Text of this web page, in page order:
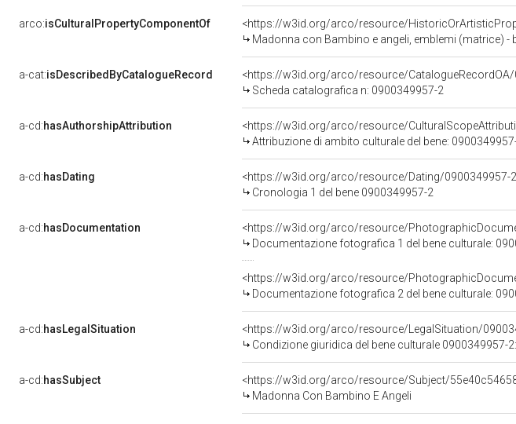
arco:isCulturalPropertyComponentOf
<https://w3id.org/arco/resource/
Madonna con Bambino e angeli, emblemi (matrice)
a-cat:isDescribedByCatalogueRecord
<https://w3id.org/arco/resource/CatalogueRecordOA/
Scheda catalografica n: 0900349957-2
a-cd:hasAuthorshipAttribution
<https://w3id.org/arco/resource/
Attribuzione di ambito culturale del bene:
a-cd:hasDating
<https://w3id.org/arco/resource/Dating/0900349957-
Cronologia 1 del bene 0900349957-2
a-cd:hasDocumentation
<https://w3id.org/arco/resource/
Documentazione fotografica 1 del bene culturale:
<https://w3id.org/arco/resource/
Documentazione fotografica 2 del bene culturale:
a-cd:hasLegalSituation
<https://w3id.org/arco/resource/LegalSituation/
Condizione giuridica del bene culturale 0900349957-
a-cd:hasSubject
<https://w3id.org/arco/resource/Subject/
Madonna Con Bambino E Angeli